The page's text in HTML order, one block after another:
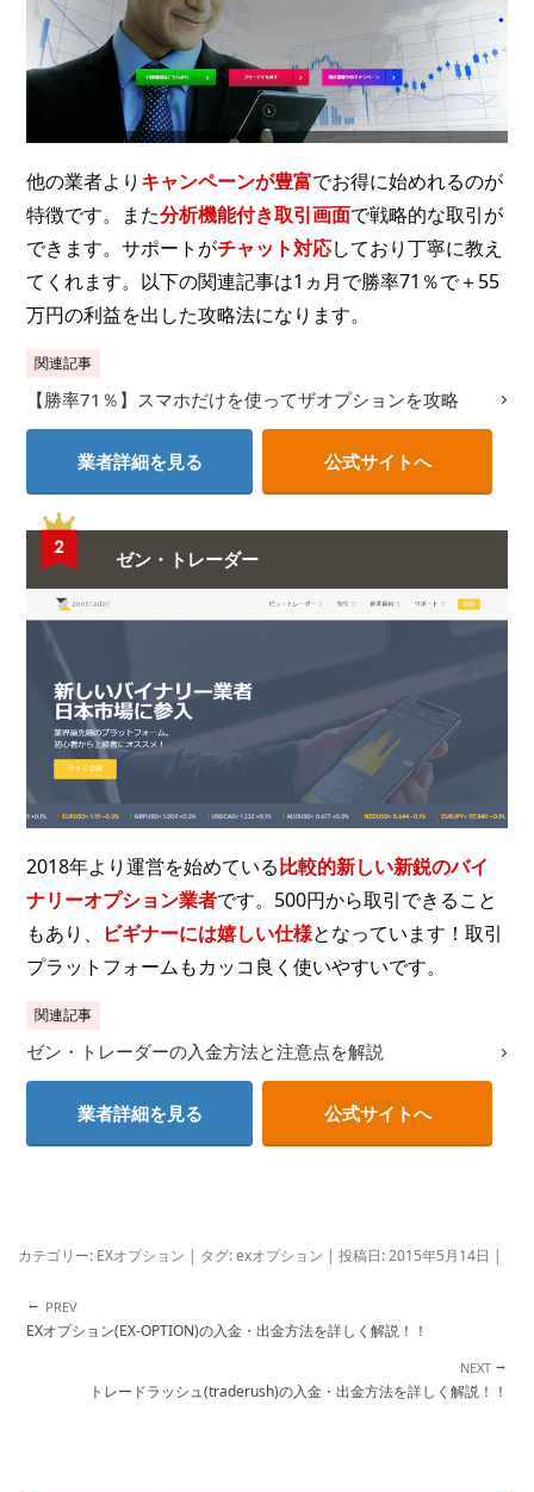
他の業者より キャンペーンが豊富でお得に始めれるのが
特徴です。また分析機能付き取引画面で戦略的な取引が
できます。サポートがチャット対応しており丁寧に教え
てくれます。以下の関連記事は1ヵ月で勝率71％で＋55
万円の利益を出した攻略法になります。
関連記事
【勝率71％】スマホだけを使ってザオプションを攻略
業者詳細を見る 公式サイトへ
ゼン・トレーダー
2018年より運営を始めている比較的新しい新鋭のバイ
ナリーオプション業者です。500円から取引できること
もあり、
ビギナーには嬉しい仕様となっています！取引
プラットフォームもカッコ良く使いやすいです。
関連記事
ゼン・トレーダーの入金方法と注意点を解説
業者詳細を見る 公式サイトへ
カテゴリー: EXオプション | タグ:exオプション | 投稿日:2015年5月14日 |
投稿ナビゲーション
←
EXオプション(EX-OPTION)の入金・出金方法を詳しく解説！！
トレードラッシュ(traderush)の入金・出金方法を詳しく解説！！
→